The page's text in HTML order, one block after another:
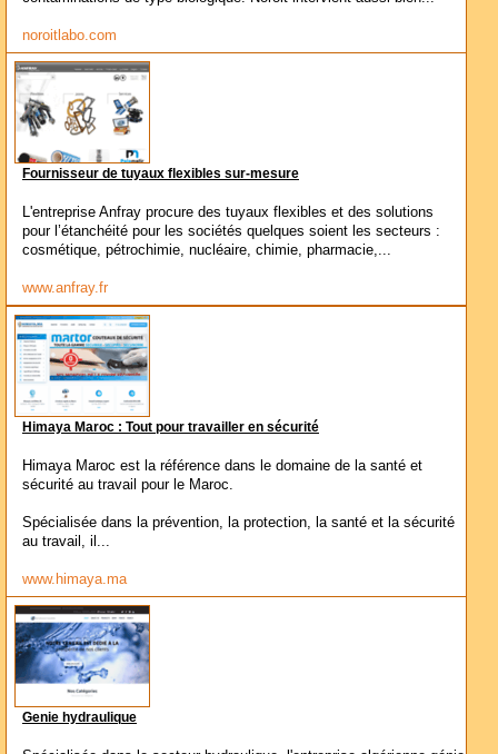
noroitlabo.com
Fournisseur de tuyaux flexibles sur-mesure
L'entreprise Anfray procure des tuyaux flexibles et des solutions
pour l’étanchéité pour les sociétés quelques soient les secteurs :
cosmétique, pétrochimie, nucléaire, chimie, pharmacie,...
www.anfray.fr
Himaya Maroc : Tout pour travailler en sécurité
Himaya Maroc est la référence dans le domaine de la santé et
sécurité au travail pour le Maroc.
Spécialisée dans la prévention, la protection, la santé et la sécurité
au travail, il...
www.himaya.ma
Genie hydraulique